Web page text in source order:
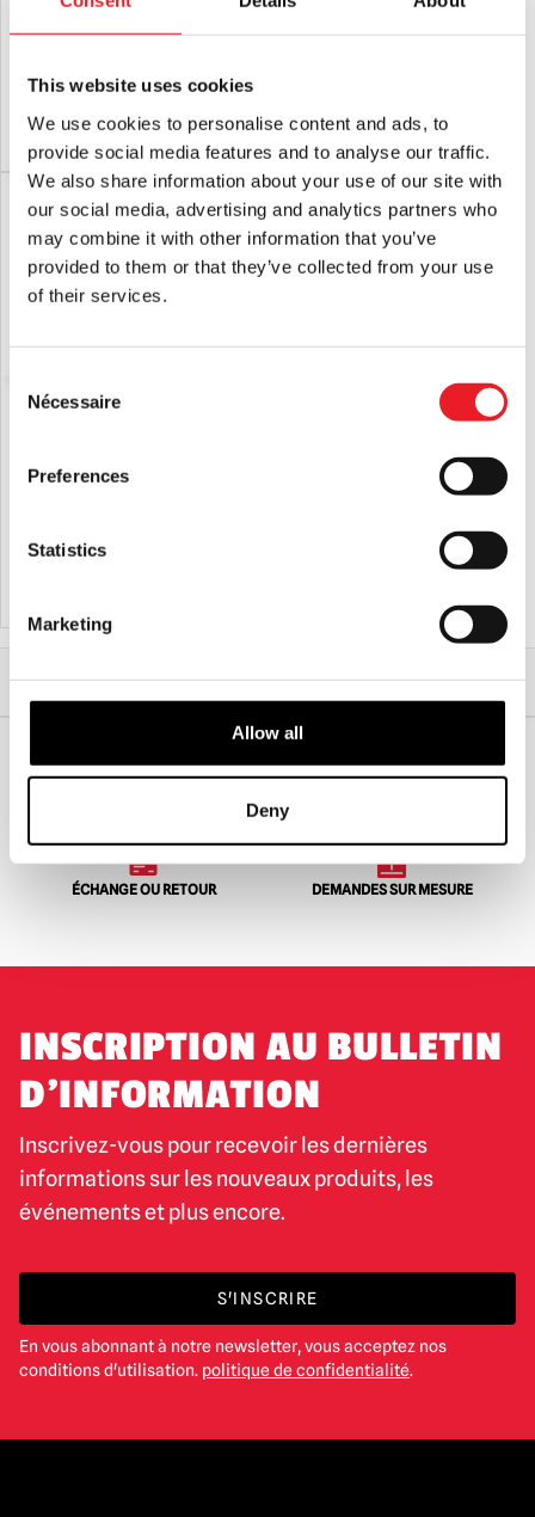
This website uses cookies
We use cookies to personalise content and ads, to
provide social media features and to analyse our traffic.
We also share information about your use of our site with
our social media, advertising and analytics partners who
may combine it with other information that you’ve
provided to them or that they’ve collected from your use
of their services.
Selection
Nécessaire
Preferences
Statistics
Marketing
Allow all
Deny
Masque Evil Dead 2 Evil Ed
64.95
AJOUTER AU PANIER VOIR LE PRODUIT
Evil Dead 2 : Livre des Morts
Imprimées
PRÉ-COMMANDE VOIR LE PRODUIT
film d'horreur le plus terrifiant que
vous expérimenterez jamais (Comfort
EXPÉDITION DANS LE MONDE ENTIER
ÉCHANGE OU RETOUR DEMANDES SUR MESURE
INSCRIPTION AU BULLETIN
D'INFORMATION
Inscrivez-vous pour recevoir les dernières
informations sur les nouveaux produits, les
événements et plus encore.
S'INSCRIRE
En vous abonnant à notre newsletter, vous acceptez nos
conditions d'utilisation. politique de confidentialité.